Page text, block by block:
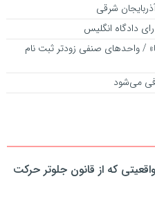
شرقی
دادگاه انگلیس
/ واحدهای صنفی زودتر ثبت نام
می‌شود
که از قانون جلوتر حرکت